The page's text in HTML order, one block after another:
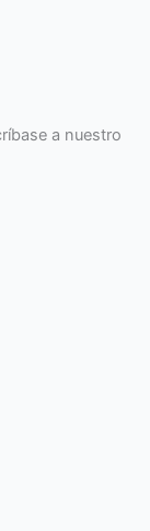
a nuestro